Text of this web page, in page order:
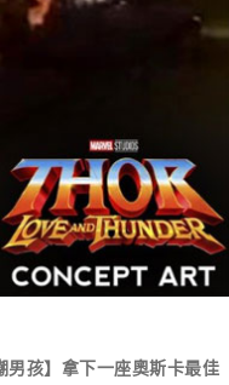
孩】拿下一座奧斯卡最佳